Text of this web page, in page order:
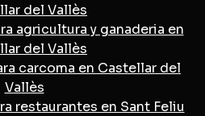
del Vallès
agricultura y ganaderia en
del Vallès
carcoma en Castellar del
Vallès
restaurantes en Sant Feliu